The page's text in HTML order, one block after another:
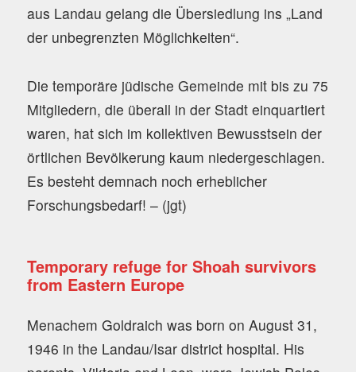
aus Landau gelang die Übersiedlung ins „Land
der unbegrenzten Möglichkeiten“.
Die temporäre jüdische Gemeinde mit bis zu 75
Mitgliedern, die überall in der Stadt einquartiert
waren, hat sich im kollektiven Bewusstsein der
örtlichen Bevölkerung kaum niedergeschlagen.
Es besteht demnach noch erheblicher
Forschungsbedarf! – (jgt)
Temporary refuge for Shoah survivors
from Eastern Europe
Menachem Goldraich was born on August 31,
1946 in the Landau/Isar district hospital. His